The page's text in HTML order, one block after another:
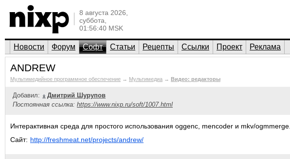
8 августа 2026,
суббота,
01:56:40 MSK
Новости Форум Софт Статьи Рецепты Ссылки Проект Реклама
ANDREW
Мультимедийное программное обеспечение → Мультимедиа → Видео: редакторы
Добавил:
Дмитрий Шурупов
Постоянная ссылка: https://www.nixp.ru/soft/1007.html
Интерактивная среда для простого использования oggenc, mencoder и mkv/ogmmerge.
Сайт: http://freshmeat.net/projects/andrew/